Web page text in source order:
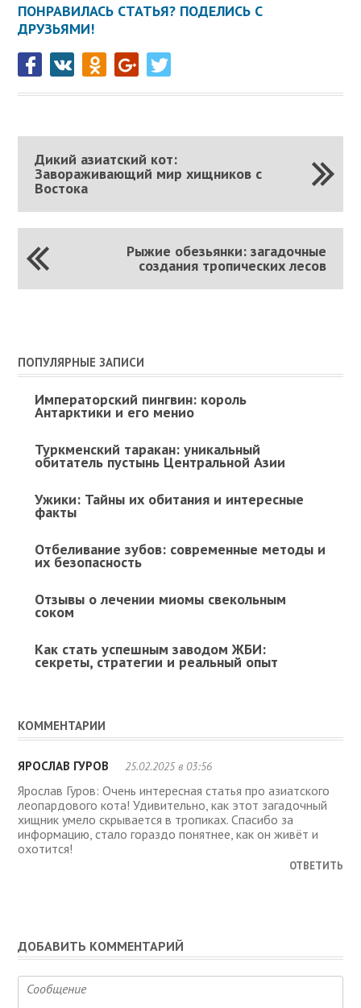
ПОНРАВИЛАСЬ СТАТЬЯ? ПОДЕЛИСЬ С
ДРУЗЬЯМИ!
Дикий азиатский кот:
Завораживающий мир хищников с
Востока
Рыжие обезьянки: загадочные
создания тропических лесов
ПОПУЛЯРНЫЕ ЗАПИСИ
Императорский пингвин: король
Антарктики и его менио
Туркменский таракан: уникальный
обитатель пустынь Центральной Азии
Ужики: Тайны их обитания и интересные
факты
Отбеливание зубов: современные методы и
их безопасность
Отзывы о лечении миомы свекольным
соком
Как стать успешным заводом ЖБИ:
секреты, стратегии и реальный опыт
КОММЕНТАРИИ
ЯРОСЛАВ ГУРОВ 25.02.2025 в 03:56
Ярослав Гуров: Очень интересная статья про азиатского
леопардового кота! Удивительно, как этот загадочный
хищник умело скрывается в тропиках. Спасибо за
информацию, стало гораздо понятнее, как он живёт и
охотится!
ОТВЕТИТЬ
ДОБАВИТЬ КОММЕНТАРИЙ